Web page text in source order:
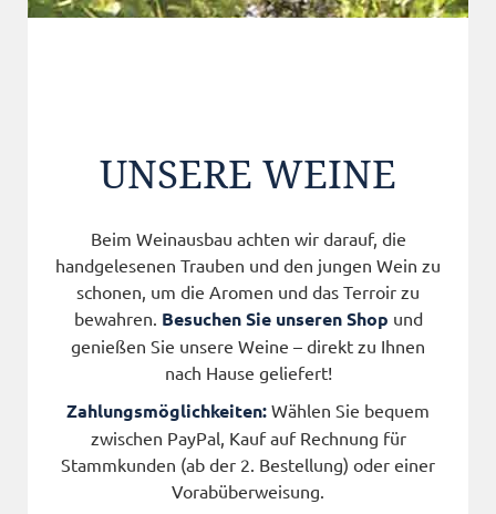
UNSERE WEINE
Beim Weinausbau achten wir darauf, die
handgelesenen Trauben und den jungen Wein zu
schonen, um die Aromen und das Terroir zu
bewahren. Besuchen Sie unseren Shop und
genießen Sie unsere Weine – direkt zu Ihnen
nach Hause geliefert!
Zahlungsmöglichkeiten: Wählen Sie bequem
zwischen PayPal, Kauf auf Rechnung für
Stammkunden (ab der 2. Bestellung) oder einer
Vorabüberweisung.